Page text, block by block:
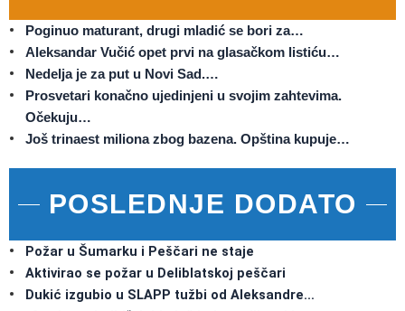
Poginuo maturant, drugi mladić se bori za…
Aleksandar Vučić opet prvi na glasačkom listiću…
Nedelja je za put u Novi Sad.…
Prosvetari konačno ujedinjeni u svojim zahtevima.
Očekuju…
Još trinaest miliona zbog bazena. Opština kupuje…
POSLEDNJE DODATO
Požar u Šumarku i Peščari ne staje
Aktivirao se požar u Deliblatskoj peščari
Dukić izgubio u SLAPP tužbi od Aleksandre…